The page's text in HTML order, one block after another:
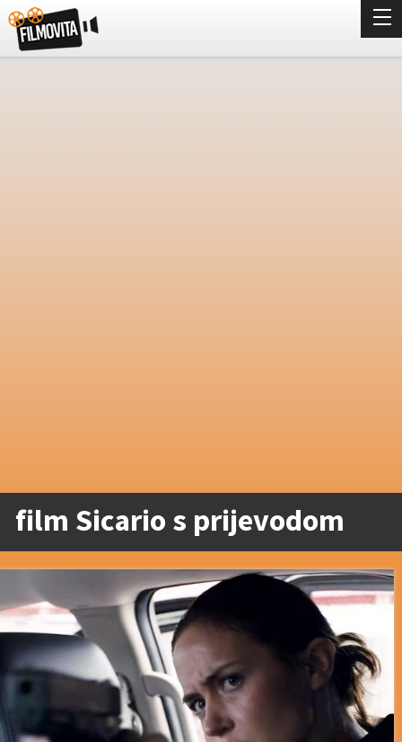
film Sicario s prijevodom